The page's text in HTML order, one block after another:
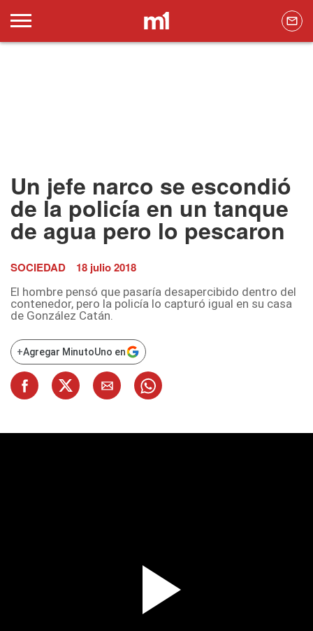
Un jefe narco se escondió
de la policía en un tanque
de agua pero lo pescaron
SOCIEDAD 18 julio 2018
El hombre pensó que pasaría desapercibido dentro del
contenedor, pero la policía lo capturó igual en su casa
de González Catán.
+Agregar MinutoUno en